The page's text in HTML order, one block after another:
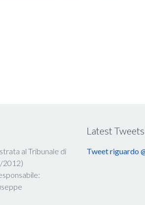
al Tribunale di
2012)
Latest Tweets
Tweet riguardo